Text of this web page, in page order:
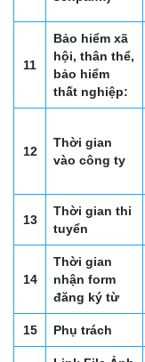
11
Bảo hiểm xã
hội, thân thể,
bảo hiểm
thất nghiệp:
12
Thời gian
vào công ty
13
Thời gian thi
tuyển
14
Thời gian
nhận form
đăng ký từ
15 Phụ trách